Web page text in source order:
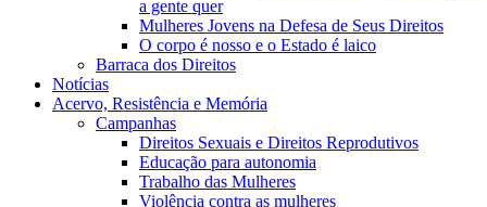
a gente quer
Mulheres Jovens na Defesa de Seus Direitos
O corpo é nosso e o Estado é laico
Barraca dos Direitos
Notícias
Acervo, Resistência e Memória
Campanhas
Direitos Sexuais e Direitos Reprodutivos
Educação para autonomia
Trabalho das Mulheres
Violência contra as mulheres